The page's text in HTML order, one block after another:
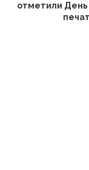
отметили День